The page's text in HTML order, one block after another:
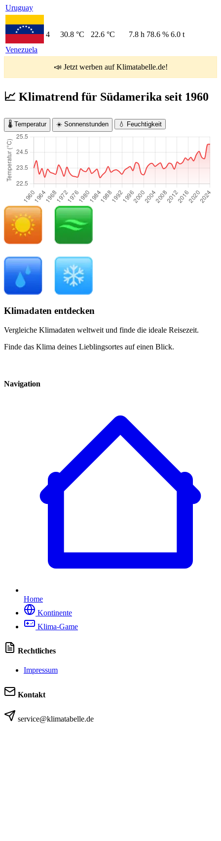
Uruguay
Venezuela
4 30.8 °C 22.6 °C 7.8 h 78.6 % 6.0 t
📣 Jetzt werben auf Klimatabelle.de!
📈 Klimatrend für Südamerika seit 1960
🌡️ Temperatur ☀️ Sonnenstunden 💧 Feuchtigkeit
Klimadaten entdecken
Vergleiche Klimadaten weltweit und finde die ideale Reisezeit.
Navigation
Home
Kontinente
Klima-Game
Rechtliches
Impressum
Kontakt
service@klimatabelle.de